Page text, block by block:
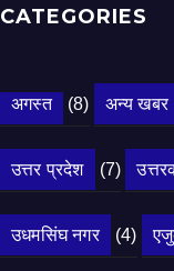
CATEGORIES
अगस्त (8) अन्य खबर
उत्तर प्रदेश (7)
उधमसिंघ नगर (4)